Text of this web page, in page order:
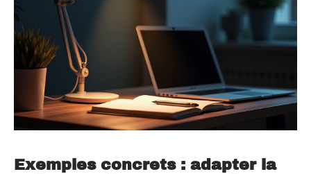
Exemples concrets : adapter la